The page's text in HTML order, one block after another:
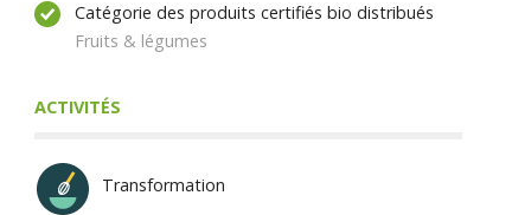
Catégorie des produits certifiés bio distribués
Fruits & légumes
ACTIVITÉS
Transformation